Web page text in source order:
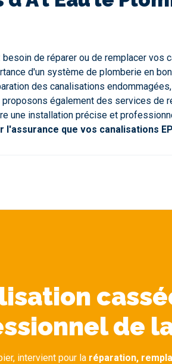
de réparer ou de remplacer vos
d'un système de plomberie en
des canalisations
également des services de
une installation précise et
l'assurance que vos canalisations
de
intervient pour la réparation,